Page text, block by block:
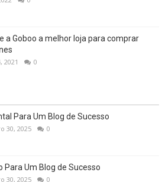
a Goboo a melhor loja para comprar
2021 0
Para Um Blog de Sucesso
30, 2025 0
Para Um Blog de Sucesso
30, 2025 0